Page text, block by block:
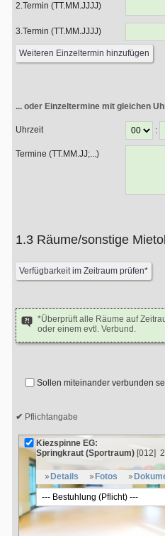
2.Termin (TT.MM.JJJJ)
3.Termin (TT.MM.JJJJ)
... oder Einzeltermine mit gleichen
Uhrzeit :
Termine (TT.MM.JJ;...)
1.3 Räume/sonstige
*Überprüft alle Räume auf
oder einem evtl. Verbund.
Sollen miteinander verbunden
Pflichtangabe
Kiezspinne EG:
Springkraut (Sportraum) [012]
Details Fotos